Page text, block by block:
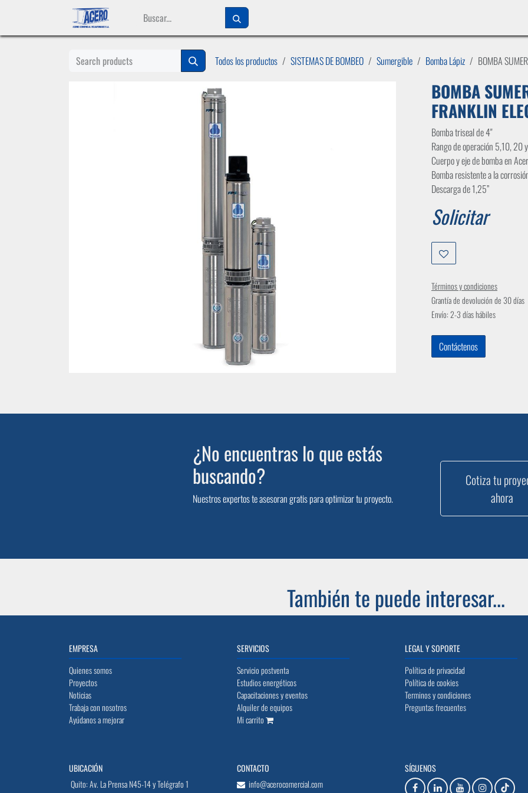
Todos los productos SISTEMAS DE BOMBEO Sumergible Bomba Lápiz BOMBA
BOMBA
FRANKLIN
Bomba triseal de 4"
Rango de operación 5,10, 20
Cuerpo y eje de bomba en
Bomba resistente a la
Descarga de 1,25”
Solicitar
Términos y condiciones
Grantía de devolución de 30 días
Envío: 2-3 días hábiles
Contáctenos
¿No encuentras lo que estás
buscando?
Nuestros expertos te asesoran gratis para optimizar tu proyecto.
Cotiza tu
ahora
También te puede interesar...
EMPRESA
Quienes somos
Proyectos
Noticias
Trabaja con nosotros
Ayúdanos a mejorar
SERVICIOS
Servicio postventa
Estudios energéticos
Capacitaciones y eventos
Alquiler de equipos
Mi carrito
LEGAL Y SOPORTE
Política de privacidad
Política de cookies
Terminos y condiciones
Preguntas frecuentes
UBICACIÓN
Quito: Av. La Prensa N45-14 y Telégrafo 1
CONTACTO
info@acerocomercial.com
SÍGUENOS